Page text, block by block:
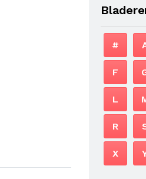
#
F
L
R
X